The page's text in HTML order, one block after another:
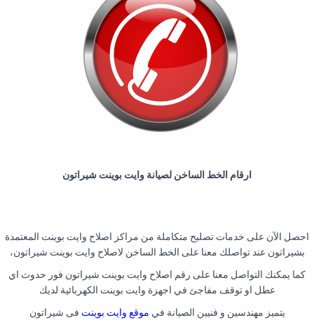
ارقام الخط الساخن لصيانة وايت بوينت شيراتون
احصل الآن على خدمات تصليح متكاملة من مراكز اصلاح وايت بوينت المعتمدة
بشيراتون عند تواصلك معنا على الخط الساخن لاصلاح وايت بوينت شيراتون،
كما يمكنك التواصل معنا على رقم اصلاح وايت بوينت شيراتون فور حدوث اي
عطل او توقف مفاجئ في اجهزة وايت بوينت الكهربائية لديك
يتميز مهندسين و فنيين الصيانة في موقع وايت بوينت فى شيراتون